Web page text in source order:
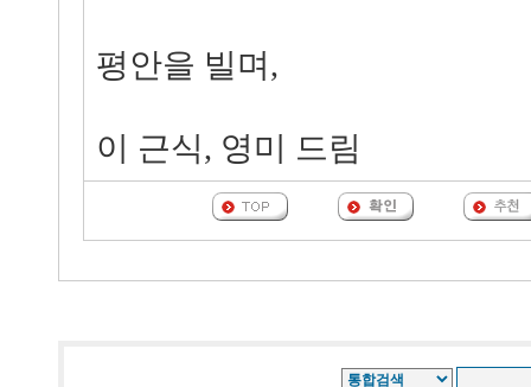
평안을 빌며,
이 근식, 영미 드림